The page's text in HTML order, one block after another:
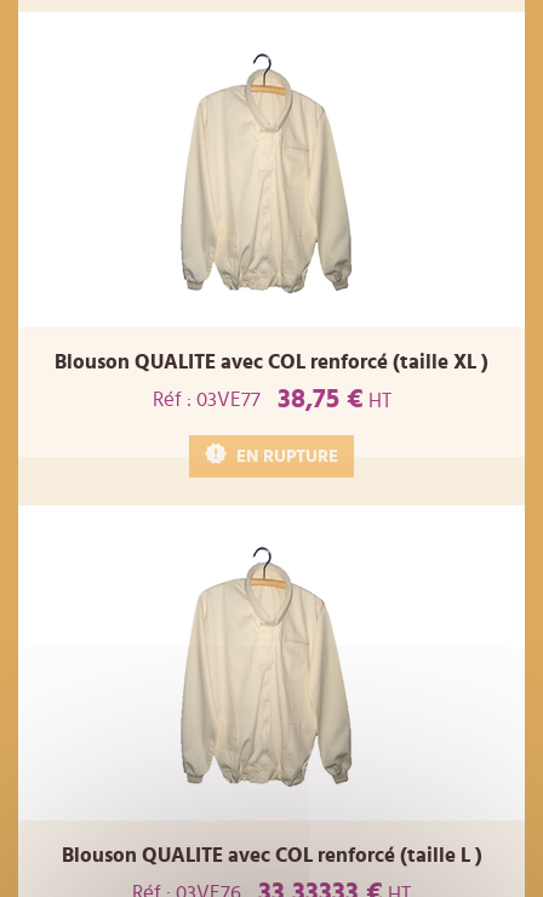
Blouson QUALITE avec COL renforcé (taille XL )
Réf : 03VE77
38,75 € HT
EN RUPTURE
Blouson QUALITE avec COL renforcé (taille L )
Réf : 03VE76